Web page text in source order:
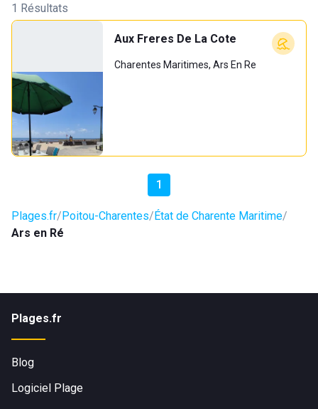
1 Résultats
Aux Freres De La Cote
Charentes Maritimes, Ars En Re
1
Plages.fr Poitou-Charentes État de Charente Maritime
Ars en Ré
Plages.fr
Blog
Logiciel Plage